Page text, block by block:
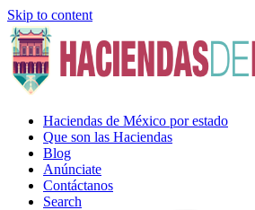
Skip to content
Haciendas de México por estado
Que son las Haciendas
Blog
Anúnciate
Contáctanos
Search